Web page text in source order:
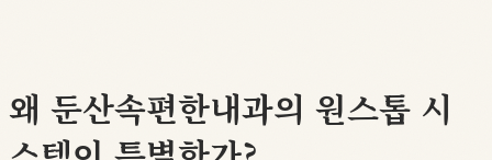
왜 둔산속편한내과의 원스톱 시